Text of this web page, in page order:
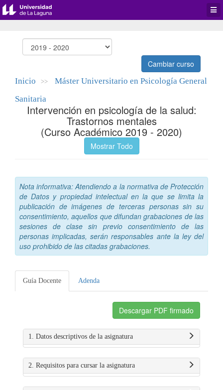
Cambiar curso
Inicio >>
Máster Universitario en Psicología General
Sanitaria
Intervención en psicología de la salud:
Trastornos mentales
(Curso Académico 2019 - 2020)
Mostrar Todo
Nota informativa: Atendiendo a la normativa de Protección
de Datos y propiedad intelectual en la que se limita la
publicación de imágenes de terceras personas sin su
consentimiento, aquellos que difundan grabaciones de las
sesiones de clase sin previo consentimiento de las
personas implicadas, serán responsables ante la ley del
uso prohibido de las citadas grabaciones.
Guía Docente Adenda
Descargar PDF firmado
1. Datos descriptivos de la asignatura
2. Requisitos para cursar la asignatura